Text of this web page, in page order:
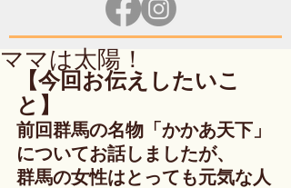
ママは太陽！
【今回お伝えしたいこ
と】
前回群馬の名物「かかあ天下」
についてお話しましたが、
群馬の女性はとっても元気な人